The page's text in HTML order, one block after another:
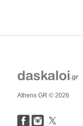
Athens GR © 2026